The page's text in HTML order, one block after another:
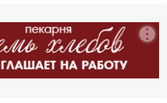
его рубашки,
Ущерб составил
выяснилось, что